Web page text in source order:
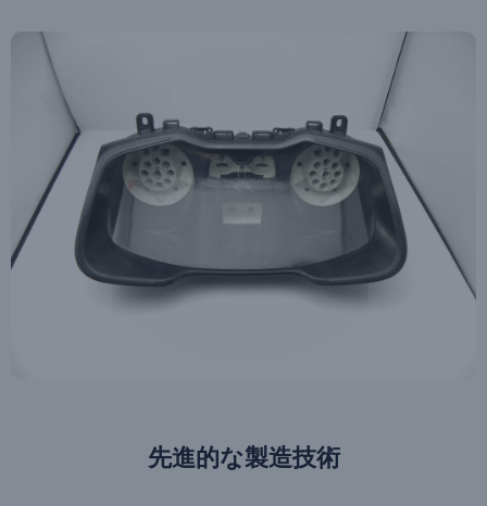
先進的な製造技術